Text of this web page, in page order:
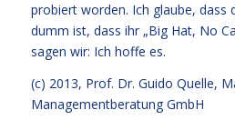
probiert worden. Ich glaube, dass
dumm ist, dass ihr „Big Hat, No
sagen wir: Ich hoffe es.
(c) 2013, Prof. Dr. Guido Quelle,
Managementberatung GmbH